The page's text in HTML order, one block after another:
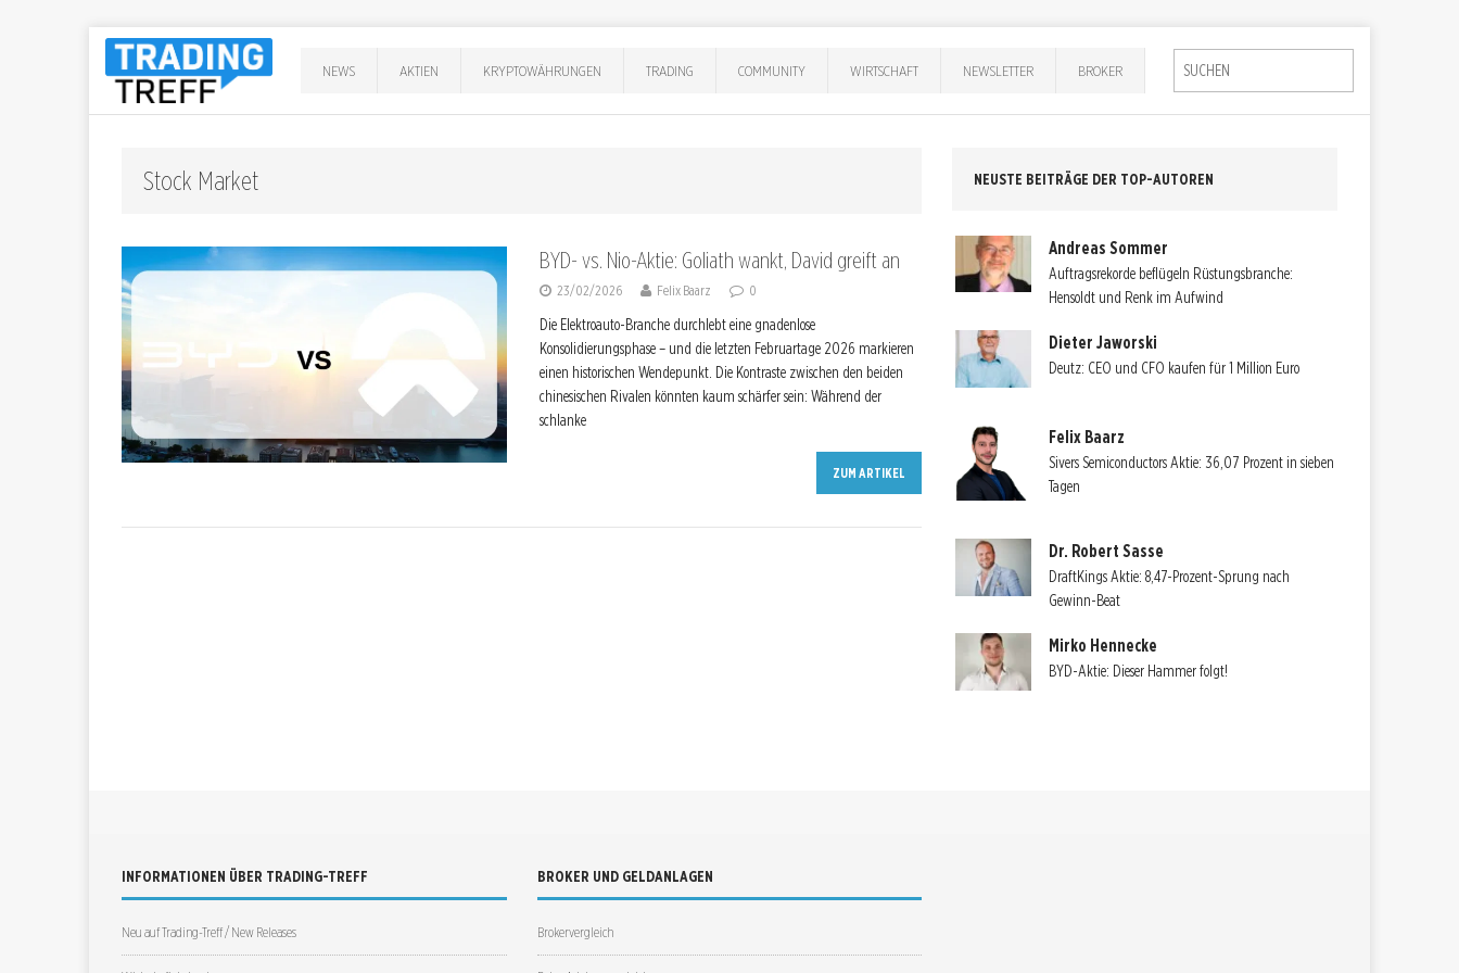
NEWS AKTIEN KRYPTOWÄHRUNGEN TRADING COMMUNITY WIRTSCHAFT NEWSLETTER BROKER
Stock Market
BYD- vs. Nio-Aktie: Goliath wankt, David greift an
23/02/2026 Felix Baarz 0
Die Elektroauto-Branche durchlebt eine gnadenlose
Konsolidierungsphase – und die letzten Februartage 2026 markieren
einen historischen Wendepunkt. Die Kontraste zwischen den beiden
chinesischen Rivalen könnten kaum schärfer sein: Während der
schlanke
ZUM ARTIKEL
NEUSTE BEITRÄGE DER TOP-AUTOREN
Andreas Sommer
Auftragsrekorde beflügeln Rüstungsbranche:
Hensoldt und Renk im Aufwind
Dieter Jaworski
Deutz: CEO und CFO kaufen für 1 Million Euro
Felix Baarz
Sivers Semiconductors Aktie: 36,07 Prozent in sieben
Tagen
Dr. Robert Sasse
DraftKings Aktie: 8,47-Prozent-Sprung nach
Gewinn-Beat
Mirko Hennecke
BYD-Aktie: Dieser Hammer folgt!
INFORMATIONEN ÜBER TRADING-TREFF
Neu auf Trading-Treff / New Releases
BROKER UND GELDANLAGEN
Brokervergleich